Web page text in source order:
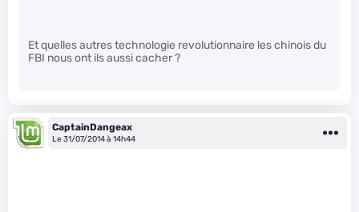
Et quelles autres technologie revolutionnaire les chinois du
FBI nous ont ils aussi cacher ?
CaptainDangeax
Le 31/07/2014 à 14h44